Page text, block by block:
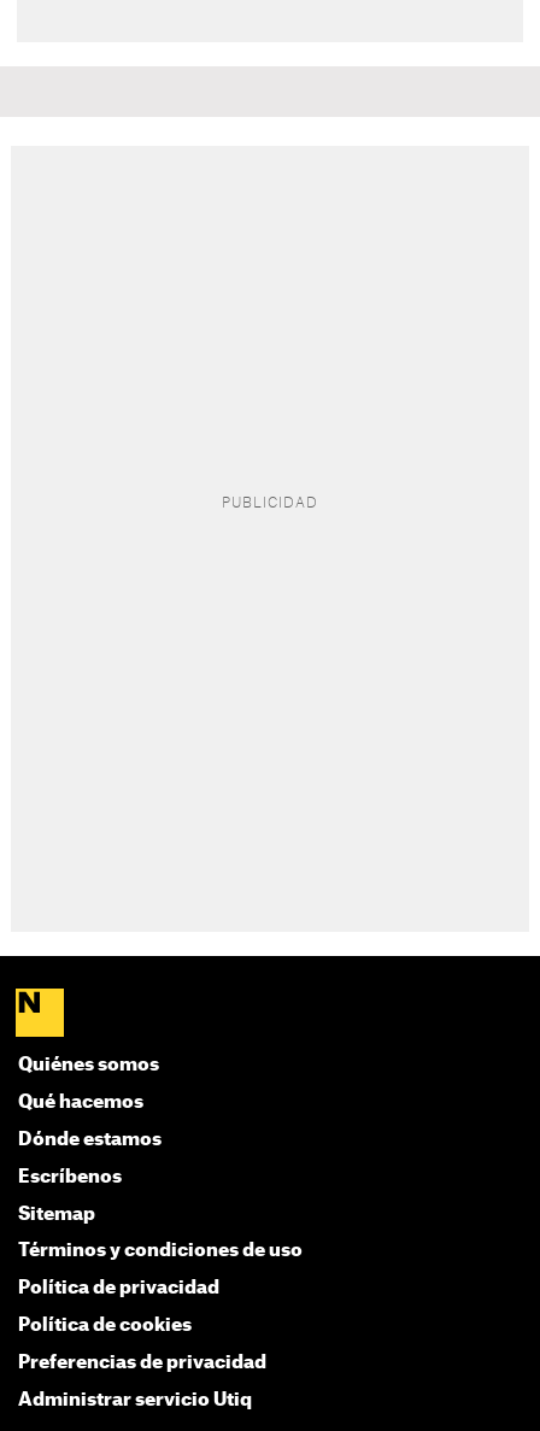
Quiénes somos
Qué hacemos
Dónde estamos
Escríbenos
Sitemap
Términos y condiciones de uso
Política de privacidad
Política de cookies
Preferencias de privacidad
Administrar servicio Utiq